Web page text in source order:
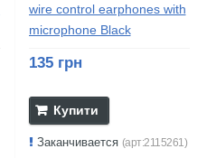
wire control earphones with
microphone Black
135 грн
Купити
Заканчивается (арт:2115261)